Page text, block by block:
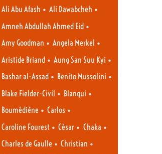
Ali Abu Afash • Ali Dawabcheh •
Amneh Abdullah Ahmed Eid •
Amy Goodman • Angela Merkel •
Aristide Briand • Aung San Suu Kyi •
Bashar al-Assad • Benito Mussolini •
Blake Fielder-Civil • Blanqui •
Boumédiène • Carlos •
Caroline Fourest • César • Chaka •
Charles de Gaulle • Christian •